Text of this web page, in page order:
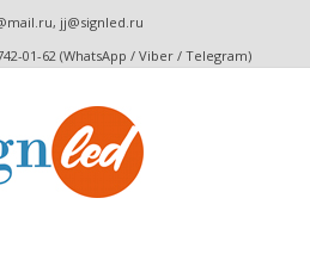
, jj@signled.ru
01-62 (WhatsApp / Viber / Telegram)